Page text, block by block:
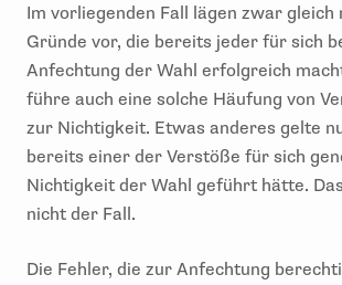
Im vorliegenden Fall lägen zwar gleich
Gründe vor, die bereits jeder für sich
Anfechtung der Wahl erfolgreich
führe auch eine solche Häufung von
zur Nichtigkeit. Etwas anderes gelte
bereits einer der Verstöße für sich
Nichtigkeit der Wahl geführt hätte.
nicht der Fall.
Die Fehler, die zur Anfechtung